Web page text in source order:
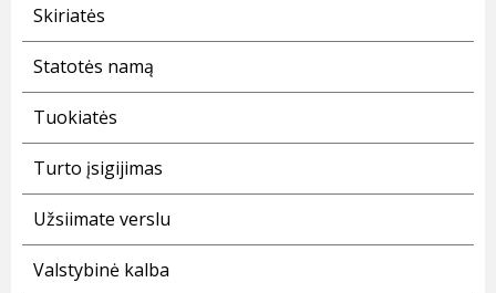
Skiriatės
Statotės namą
Tuokiatės
Turto įsigijimas
Užsiimate verslu
Valstybinė kalba